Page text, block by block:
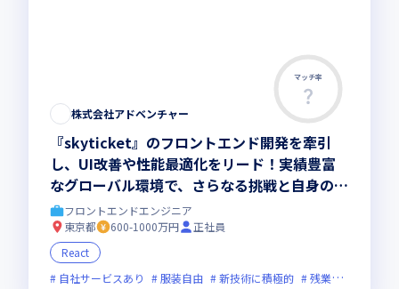
マッチ率
株式会社アドベンチャー
『skyticket』のフロントエンド開発を牽引
し、UI改善や性能最適化をリード！実績豊富
なグローバル環境で、さらなる挑戦と自身の大
きな成長の機会が得られます
フロントエンドエンジニア
東京都
600-1000万円
正社員
React
自社サービスあり
服装自由 新技術に積極的 残業月20時間未満